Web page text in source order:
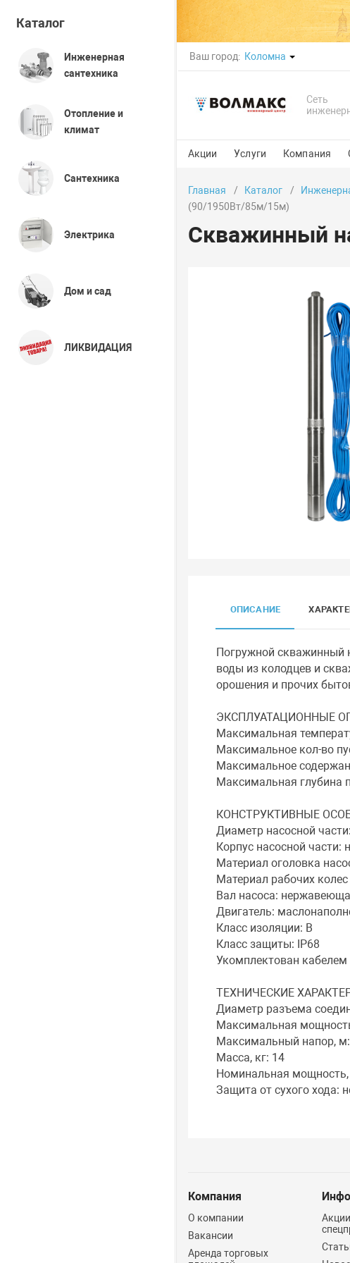
Ваш город: Коломна
Сеть
Акции Услуги Компания
Каталог
Инженерная
сантехника
Отопление и
климат
Сантехника
Электрика
Дом и сад
ЛИКВИДАЦИЯ
Главная Каталог
(90/1950Вт/85м/15м)
Скважинный
ОПИСАНИЕ
Погружной скважинный
воды из колодцев и
орошения и прочих
ЭКСПЛУАТАЦИОННЫЕ
Максимальная
Максимальное кол-во
Максимальное
Максимальная глубина
КОНСТРУКТИВНЫЕ
Диаметр насосной
Корпус насосной
Материал оголовка
Материал рабочих
Вал насоса:
Двигатель:
Класс изоляции: B
Класс защиты: IP68
Укомплектован
ТЕХНИЧЕСКИЕ
Диаметр разъема
Максимальная
Максимальный напор,
Масса, кг: 14
Номинальная мощность,
Защита от сухого хода:
Компания
О компании
Вакансии
Аренда торговых